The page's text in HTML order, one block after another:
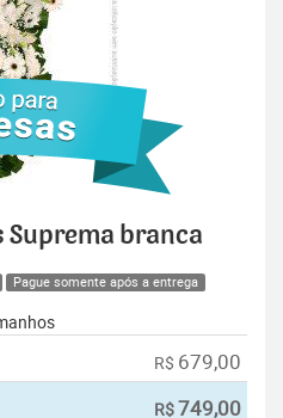
Suprema branca
Pague somente após a entrega
R$ 679,00
R$749,00